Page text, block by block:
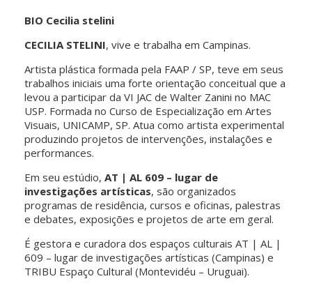
BIO Cecilia stelini
CECILIA STELINI, vive e trabalha em Campinas.
Artista plástica formada pela FAAP / SP, teve em seus
trabalhos iniciais uma forte orientação conceitual que a
levou a participar da VI JAC de Walter Zanini no MAC
USP. Formada no Curso de Especialização em Artes
Visuais, UNICAMP, SP. Atua como artista experimental
produzindo projetos de intervenções, instalações e
performances.
Em seu estúdio, AT | AL 609 – lugar de
investigações artísticas, são organizados
programas de residência, cursos e oficinas, palestras
e debates, exposições e projetos de arte em geral.
É gestora e curadora dos espaços culturais AT | AL |
609 – lugar de investigações artísticas (Campinas) e
TRIBU Espaço Cultural (Montevidéu – Uruguai).